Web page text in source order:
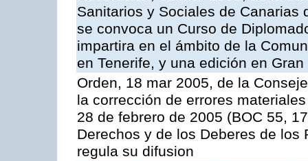
Sanitarios y Sociales de Canarias
se convoca un Curso de
impartira en el ámbito de la
en Tenerife, y una edición en
Orden, 18 mar 2005, de la
la corrección de errores
28 de febrero de 2005 (BOC 55,
Derechos y de los Deberes de
regula su difusion